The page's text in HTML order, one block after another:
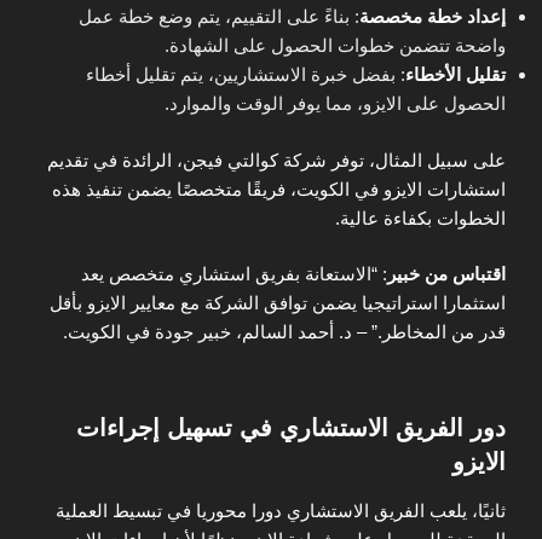
إعداد خطة مخصصة: بناءً على التقييم، يتم وضع خطة عمل
واضحة تتضمن خطوات الحصول على الشهادة.
تقليل الأخطاء: بفضل خبرة الاستشاريين، يتم تقليل أخطاء
الحصول على الايزو، مما يوفر الوقت والموارد.
على سبيل المثال، توفر شركة كوالتي فيجن، الرائدة في تقديم
استشارات الايزو في الكويت، فريقًا متخصصًا يضمن تنفيذ هذه
الخطوات بكفاءة عالية.
اقتباس من خبير : “الاستعانة بفريق استشاري متخصص يعد
استثمارا استراتيجيا يضمن توافق الشركة مع معايير الايزو بأقل
قدر من المخاطر.” – د. أحمد السالم، خبير جودة في الكويت.
دور الفريق الاستشاري في تسهيل إجراءات
الايزو
ثانيًا، يلعب الفريق الاستشاري دورا محوريا في تبسيط العملية